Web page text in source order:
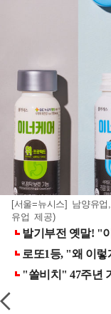
[서울=뉴시스] 남양유
유업 제공)